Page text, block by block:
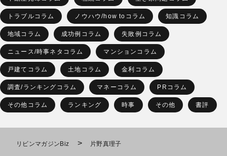
トラブルコラム ノウハウ/how toコラム 知識コラム
地域コラム 成功例コラム 失敗例コラム
ニュース/時事ネタコラム マンションコラム
戸建てコラム 土地コラム 金利コラム
調査/ランキングコラム マネーコラム PRコラム
その他コラム ランキング 時事 その他 書評
リビンマガジンBiz > 片野真理子